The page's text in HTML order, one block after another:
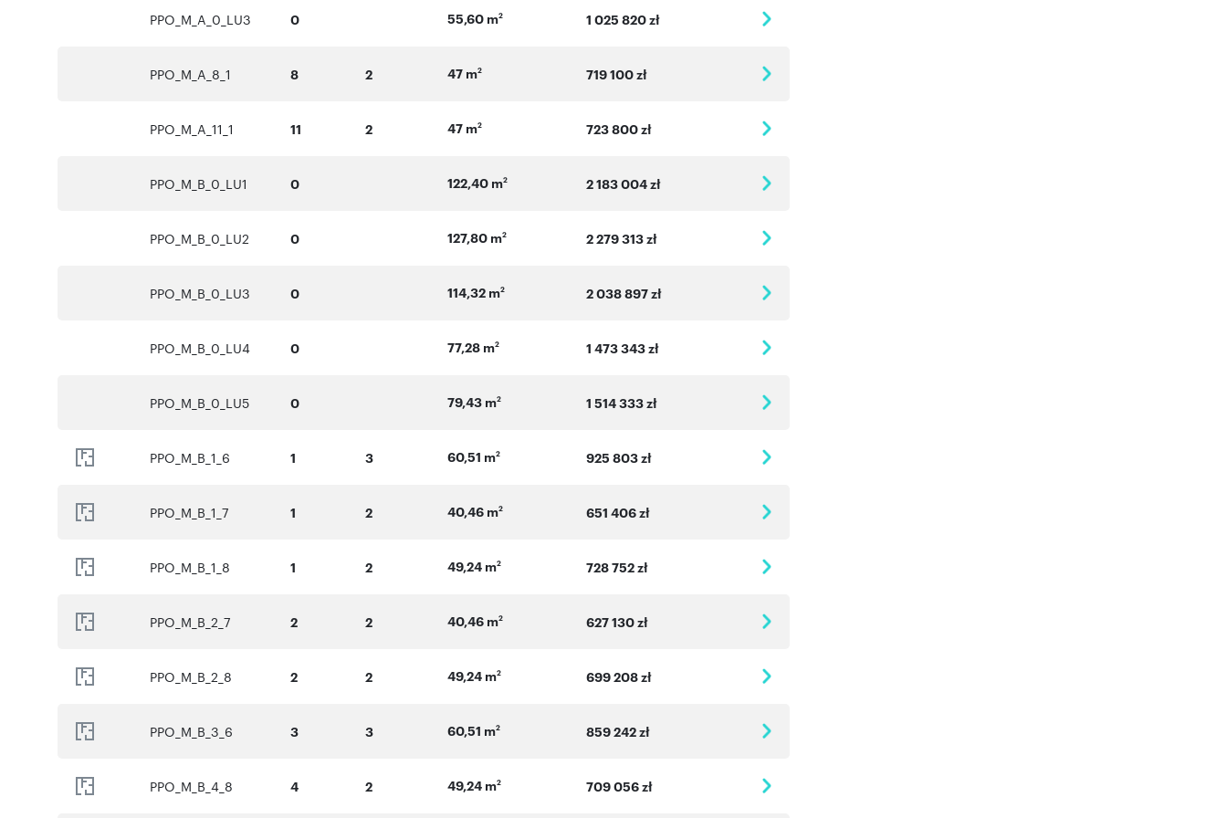
PPO_M_A_0_LU3 0 55,60 m2 1 025 820 zł
PPO_M_A_8_1 8 2 47 m2 719 100 zł
PPO_M_A_11_1 11 2 47 m2 723 800 zł
PPO_M_B_0_LU1 0 122,40 m2 2 183 004 zł
PPO_M_B_0_LU2 0 127,80 m2 2 279 313 zł
PPO_M_B_0_LU3 0 114,32 m2 2 038 897 zł
PPO_M_B_0_LU4 0 77,28 m2 1 473 343 zł
PPO_M_B_0_LU5 0 79,43 m2 1 514 333 zł
PPO_M_B_1_6 1 3 60,51 m2 925 803 zł
PPO_M_B_1_7 1 2 40,46 m2 651 406 zł
PPO_M_B_1_8 1 2 49,24 m2 728 752 zł
PPO_M_B_2_7 2 2 40,46 m2 627 130 zł
PPO_M_B_2_8 2 2 49,24 m2 699 208 zł
PPO_M_B_3_6 3 3 60,51 m2 859 242 zł
PPO_M_B_4_8 4 2 49,24 m2 709 056 zł